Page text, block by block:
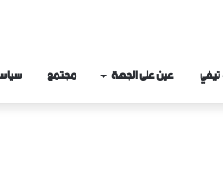
عين على الجهة مجتمع